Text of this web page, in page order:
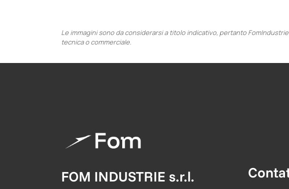
Le immagini sono da considerarsi a titolo indicativo, pertanto
tecnica o commerciale.
FOM INDUSTRIE s.r.l.